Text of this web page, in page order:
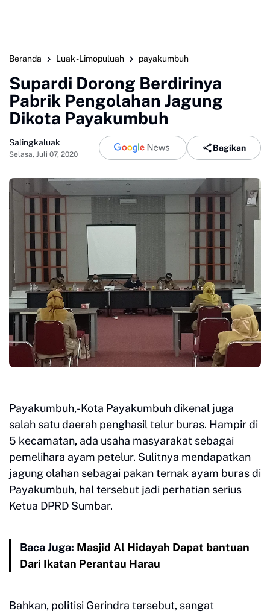
Beranda Luak -Limopuluah payakumbuh
Supardi Dorong Berdirinya
Pabrik Pengolahan Jagung
Dikota Payakumbuh
Salingkaluak
Selasa, Juli 07, 2020
Bagikan
Payakumbuh,-Kota Payakumbuh dikenal juga
salah satu daerah penghasil telur buras. Hampir di
5 kecamatan, ada usaha masyarakat sebagai
pemelihara ayam petelur. Sulitnya mendapatkan
jagung olahan sebagai pakan ternak ayam buras di
Payakumbuh, hal tersebut jadi perhatian serius
Ketua DPRD Sumbar.
Baca Juga: Masjid Al Hidayah Dapat bantuan
Dari Ikatan Perantau Harau
Bahkan, politisi Gerindra tersebut, sangat